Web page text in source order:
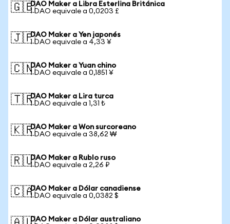
🇬🇧DAO Maker a Libra Esterlina Británica
1 DAO equivale a 0,0203 £
🇯🇵DAO Maker a Yen japonés
1 DAO equivale a 4,33 ¥
🇨🇳DAO Maker a Yuan chino
1 DAO equivale a 0,1851 ¥
🇹🇷DAO Maker a Lira turca
1 DAO equivale a 1,31 ₺
🇰🇷DAO Maker a Won surcoreano
1 DAO equivale a 38,62 ₩
🇷🇺DAO Maker a Rublo ruso
1 DAO equivale a 2,26 ₽
🇨🇦DAO Maker a Dólar canadiense
1 DAO equivale a 0,0382 $
DAO Maker a Dólar australiano